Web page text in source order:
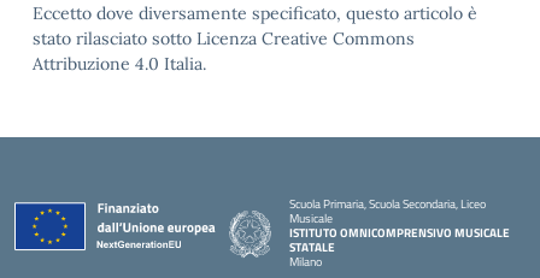
Eccetto dove diversamente specificato, questo articolo è
stato rilasciato sotto Licenza Creative Commons
Attribuzione 4.0 Italia.
Scuola Primaria, Scuola Secondaria, Liceo
Musicale
ISTITUTO OMNICOMPRENSIVO MUSICALE
STATALE
Milano